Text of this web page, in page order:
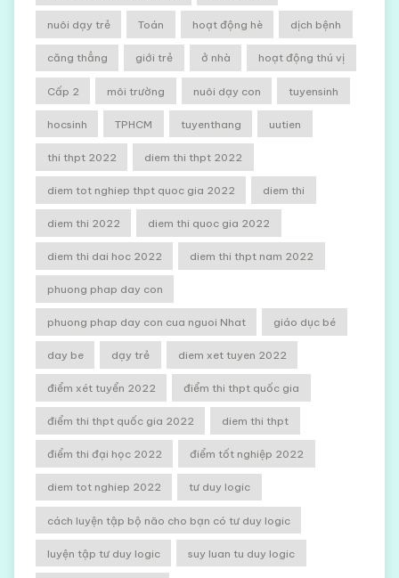
nuôi dạy trẻ Toán hoạt động hè dịch bệnh
căng thẳng giới trẻ ở nhà hoạt động thú vị
Cấp 2 môi trường nuôi dạy con tuyensinh
hocsinh TPHCM tuyenthang uutien
thi thpt 2022 diem thi thpt 2022
diem tot nghiep thpt quoc gia 2022 diem thi
diem thi 2022 diem thi quoc gia 2022
diem thi dai hoc 2022 diem thi thpt nam 2022
phuong phap day con
phuong phap day con cua nguoi Nhat giáo dục bé
day be dạy trẻ diem xet tuyen 2022
điểm xét tuyển 2022 điểm thi thpt quốc gia
điểm thi thpt quốc gia 2022 diem thi thpt
điểm thi đại học 2022 điểm tốt nghiệp 2022
diem tot nghiep 2022 tư duy logic
cách luyện tập bộ não cho bạn có tư duy logic
luyện tập tư duy logic suy luan tu duy logic